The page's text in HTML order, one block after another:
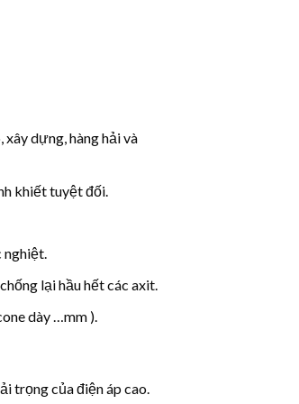
dựng, hàng hải và
khiết tuyệt đối.
nghiệt.
lại hầu hết các axit.
dày …mm ).
trọng của điện áp cao.